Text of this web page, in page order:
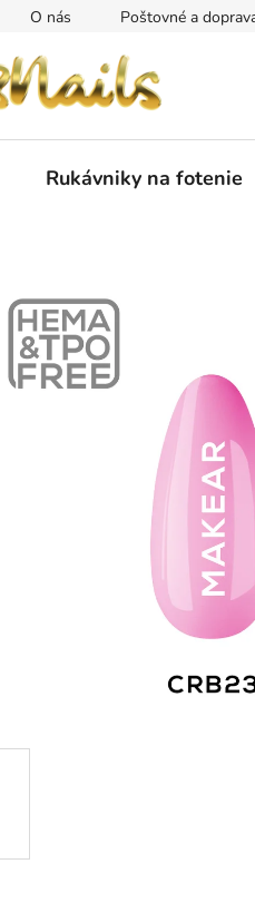
O nás Poštovné a
Rukávniky na fotenie